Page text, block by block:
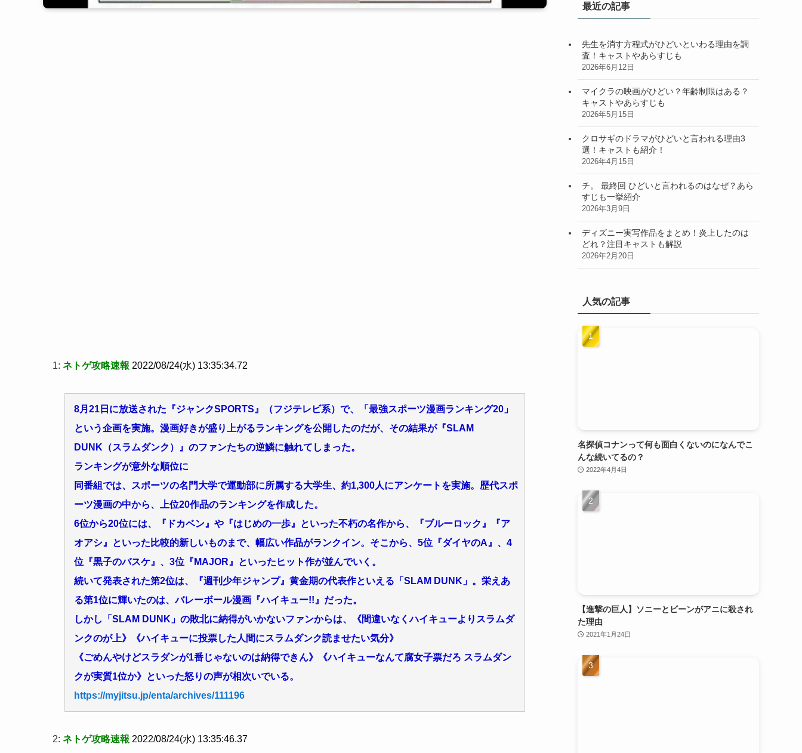
1: ネトゲ攻略速報 2022/08/24(水) 13:35:34.72
8月21日に放送された『ジャンクSPORTS』（フジテレビ系）で、「最強スポーツ漫画ランキング20」
という企画を実施。漫画好きが盛り上がるランキングを公開したのだが、その結果が『SLAM
DUNK（スラムダンク）』のファンたちの逆鱗に触れてしまった。
ランキングが意外な順位に
同番組では、スポーツの名門大学で運動部に所属する大学生、約1,300人にアンケートを実施。歴代スポ
ーツ漫画の中から、上位20作品のランキングを作成した。
6位から20位には、『ドカベン』や『はじめの一歩』といった不朽の名作から、『ブルーロック』『ア
オアシ』といった比較的新しいものまで、幅広い作品がランクイン。そこから、5位『ダイヤのA』、4
位『黒子のバスケ』、3位『MAJOR』といったヒット作が並んでいく。
続いて発表された第2位は、『週刊少年ジャンプ』黄金期の代表作といえる「SLAM DUNK」。栄えあ
る第1位に輝いたのは、バレーボール漫画『ハイキュー!!』だった。
しかし「SLAM DUNK」の敗北に納得がいかないファンからは、《間違いなくハイキューよりスラムダ
ンクのが上》《ハイキューに投票した人間にスラムダンク読ませたい気分》
《ごめんやけどスラダンが1番じゃないのは納得できん》《ハイキューなんて腐女子票だろ スラムダン
クが実質1位か》といった怒りの声が相次いでいる。
https://myjitsu.jp/enta/archives/111196
2: ネトゲ攻略速報 2022/08/24(水) 13:35:46.37
ー最近の記事
先生を消す方程式がひどいといわる理由を調
査！キャストやあらすじも
2026年6月12日
マイクラの映画がひどい？年齢制限はある？
キャストやあらすじも
2026年5月15日
クロサギのドラマがひどいと言われる理由3
選！キャストも紹介！
2026年4月15日
チ。 最終回 ひどいと言われるのはなぜ？あら
すじも一挙紹介
2026年3月9日
ディズニー実写作品をまとめ！炎上したのは
どれ？注目キャストも解説
2026年2月20日
人気の記事
名探偵コナンって何も面白くないのになんでこ
んな続いてるの？
2022年4月4日
【進撃の巨人】ソニーとビーンがアニに殺され
た理由
2021年1月24日